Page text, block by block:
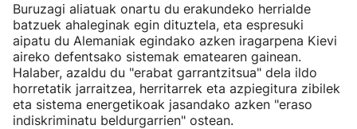
Buruzagi aliatuak onartu du erakundeko herrialde
batzuek ahaleginak egin dituztela, eta espresuki
aipatu du Alemaniak egindako azken iragarpena Kievi
aireko defentsako sistemak ematearen gainean.
Halaber, azaldu du "erabat garrantzitsua" dela ildo
horretatik jarraitzea, herritarrek eta azpiegitura zibilek
eta sistema energetikoak jasandako azken "eraso
indiskriminatu beldurgarrien" ostean.